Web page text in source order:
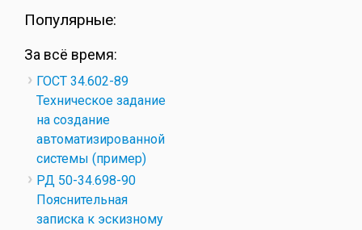
Популярные:
За всё время:
ГОСТ 34.602-89
Техническое задание
на создание
автоматизированной
системы (пример)
РД 50-34.698-90
Пояснительная
записка к эскизному